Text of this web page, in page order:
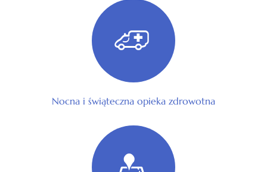
Nocna i świąteczna opieka zdrowotna